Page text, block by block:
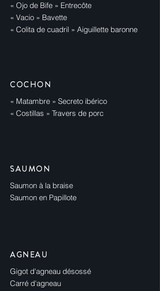
« Ojo de Bife » Entrecôte
« Vacio » Bavette
« Colita de cuadril » Aiguillette baronne
COCHON
« Matambre » Secreto ibérico
« Costillas » Travers de porc
SAUMON
Saumon à la braise
Saumon en Papillote
AGNEAU
Gigot d'agneau désossé
Carré d'agneau